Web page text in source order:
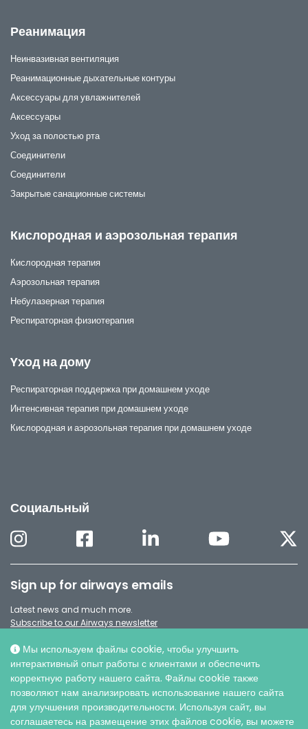
Мы используем файлы cookie, чтобы улучшить
интерактивный опыт работы с клиентами и обеспечить
корректную работу нашего сайта. Файлы cookie также
позволяют нам анализировать использование нашего сайта
для улучшения производительности. Используя сайт, вы
соглашаетесь на размещение этих файлов cookie, вы можете
Реанимация
Неинвазивная вентиляция
Реанимационные дыхательные контуры
Аксессуары для увлажнителей
Аксессуары
Уход за полостью рта
Соединители
Соединители
Закрытые санационные системы
Кислородная и аэрозольная терапия
Кислородная терапия
Аэрозольная терапия
Небулазерная терапия
Респираторная физиотерапия
Yход на дому
Респираторная поддержка при домашнем уходе
Интенсивная терапия при домашнем уходе
Кислородная и аэрозольная терапия при домашнем уходе
Социальный
Sign up for airways emails
Latest news and much more.
Subscribe to our Airways newsletter